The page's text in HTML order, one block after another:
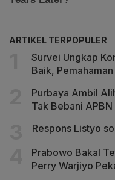
ARTIKEL TERPOPULER
Survei Ungkap
Baik,
Purbaya Ambil
Tak Bebani APBN
Respons Listyo
Prabowo Bakal
Perry Warjiyo